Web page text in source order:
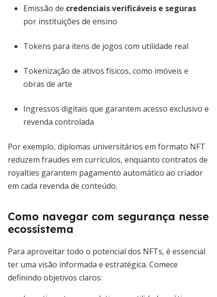
Emissão de credenciais verificáveis e seguras
por instituições de ensino
Tokens para itens de jogos com utilidade real
Tokenização de ativos físicos, como imóveis e
obras de arte
Ingressos digitais que garantem acesso exclusivo e
revenda controlada
Por exemplo, diplomas universitários em formato NFT
reduzem fraudes em currículos, enquanto contratos de
royalties garantem pagamento automático ao criador
em cada revenda de conteúdo.
Como navegar com segurança nesse
ecossistema
Para aproveitar todo o potencial dos NFTs, é essencial
ter uma visão informada e estratégica. Comece
definindo objetivos claros: